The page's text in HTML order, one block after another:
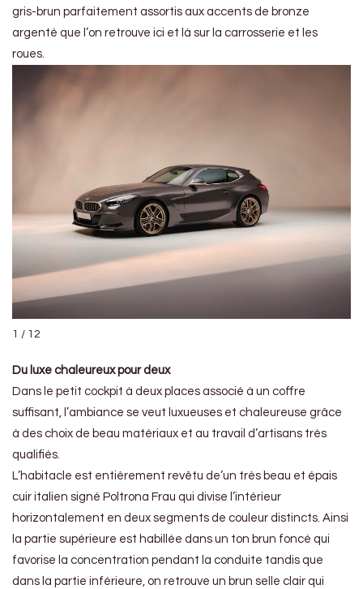
gris-brun parfaitement assortis aux accents de bronze
argenté que l’on retrouve ici et là sur la carrosserie et les
roues.
1 / 12
Du luxe chaleureux pour deux
Dans le petit cockpit à deux places associé à un coffre
suffisant, l’ambiance se veut luxueuses et chaleureuse grâce
à des choix de beau matériaux et au travail d’artisans très
qualifiés.
L’habitacle est entièrement revêtu de’un très beau et épais
cuir italien signé Poltrona Frau qui divise l’intérieur
horizontalement en deux segments de couleur distincts. Ainsi
la partie supérieure est habillée dans un ton brun foncé qui
favorise la concentration pendant la conduite tandis que
dans la partie inférieure, on retrouve un brun selle clair qui